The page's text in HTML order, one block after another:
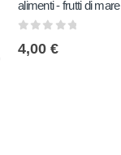
alimenti - frutti di mare
4,00 €